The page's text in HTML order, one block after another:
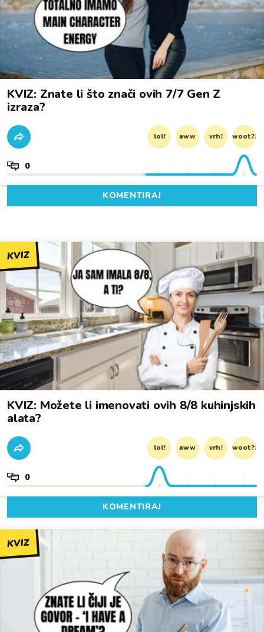
KVIZ: Znate li što znači ovih 7/7 Gen Z
izraza?
lol! aww vrh! woot?!
0
KOMENTIRAJ
KVIZ
KVIZ: Možete li imenovati ovih 8/8 kuhinjskih
alata?
lol! aww vrh! woot?!
0
KOMENTIRAJ
KVIZ